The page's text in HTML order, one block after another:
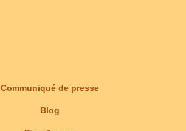
Communiqué de presse
Blog